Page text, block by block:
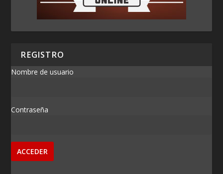
REGISTRO
Nombre de usuario
Contraseña